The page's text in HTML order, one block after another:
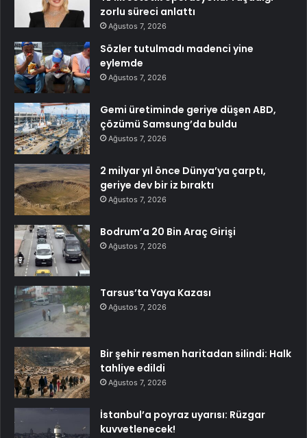
zorlu süreci anlattı
Ağustos 7, 2026
Sözler tutulmadı madenci yine
eylemde
Ağustos 7, 2026
Gemi üretiminde geriye düşen ABD,
çözümü Samsung’da buldu
Ağustos 7, 2026
2 milyar yıl önce Dünya’ya çarptı,
geriye dev bir iz bıraktı
Ağustos 7, 2026
Bodrum’a 20 Bin Araç Girişi
Ağustos 7, 2026
Tarsus’ta Yaya Kazası
Ağustos 7, 2026
Bir şehir resmen haritadan silindi: Halk
tahliye edildi
Ağustos 7, 2026
İstanbul’a poyraz uyarısı: Rüzgar
kuvvetlenecek!